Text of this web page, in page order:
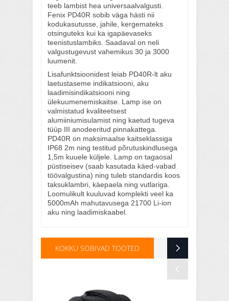
teeb lambist hea universaalvalgusti.
Fenix PD40R sobib väga hästi nii
kodukasutusse, jahile, kergemateks
otsinguteks kui ka igapäevaseks
teenistuslambiks. Saadaval on neli
valgustugevust vahemikus 30 ja 3000
luumenit.
Lisafunktsioonidest leiab PD40R-lt aku
laetustaseme indikatsiooni, aku
laadimisindikatsiooni ning
ülekuumenemiskaitse. Lamp ise on
valmistatud kvaliteetsest
alumiiniumisulamist ning kaetud tugeva
tüüp III anodeeritud pinnakattega.
PD40R on maksimaalse kaitseklassiga
IP68 2m ning testitud põrutuskindlusega
1,5m kuuele küljele. Lamp on tagaosal
püstiseisev (saab kasutada käed-vabad
töövalgustina) ning tuleb standardis koos
taksuklambri, käepaela ning vutlariga.
Loomulikult kuuluvad komplekti veel ka
5000mAh mahutavusega 21700 Li-ion
aku ning laadimiskaabel.
KOKKU SOBIVAD TOOTED